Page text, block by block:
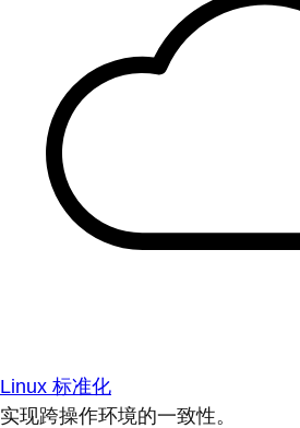
Linux 标准化
实现跨操作环境的一致性。